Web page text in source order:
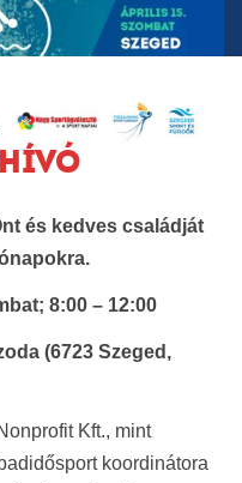
és kedves családját
8:00 – 12:00
(6723 Szeged,
Kft., mint
koordinátora